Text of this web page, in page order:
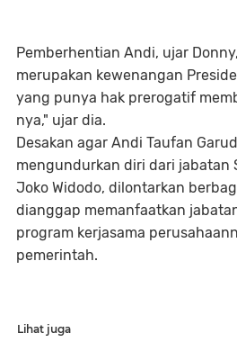
Pemberhentian Andi, ujar
merupakan kewenangan
yang punya hak prerogatif
nya," ujar dia.
Desakan agar Andi Taufan
mengundurkan diri dari jabatan
Joko Widodo, dilontarkan
dianggap memanfaatkan
program kerjasama
pemerintah.
Lihat juga